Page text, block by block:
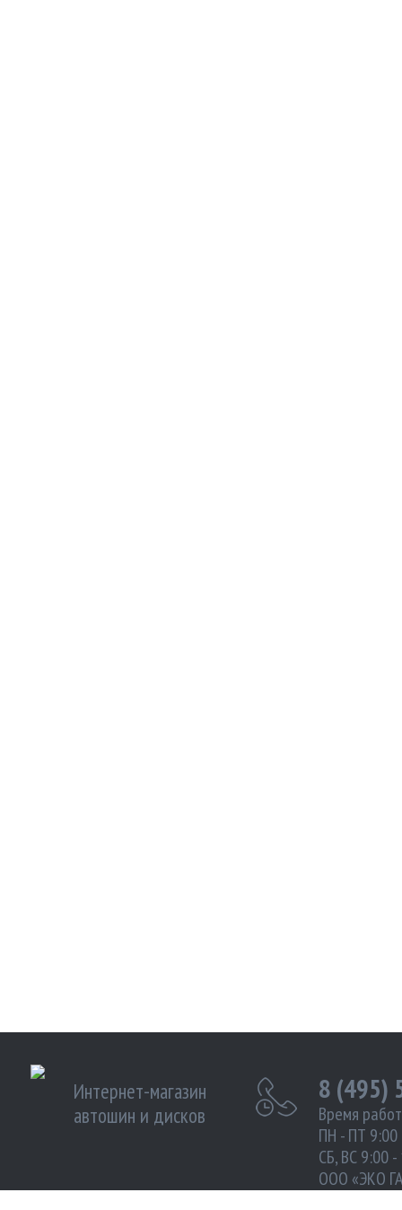
Интернет-магазин
автошин и дисков
8 (495)
Время
ПН - ПТ 9:00
СБ, ВС 9:00
ООО «ЭКО